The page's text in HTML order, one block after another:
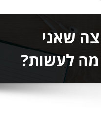
שאני
לעשות?